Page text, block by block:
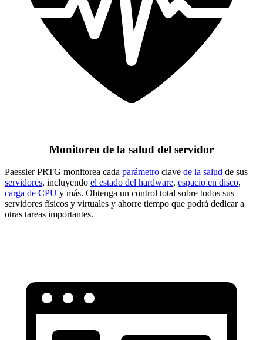
Monitoreo de la salud del servidor
Paessler PRTG monitorea cada parámetro clave de la salud de sus
servidores, incluyendo el estado del hardware, espacio en disco,
carga de CPU y más. Obtenga un control total sobre todos sus
servidores físicos y virtuales y ahorre tiempo que podrá dedicar a
otras tareas importantes.